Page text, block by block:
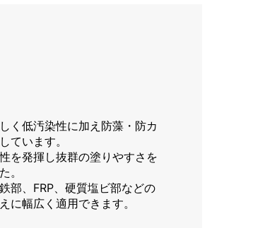
く低汚染性に加え防藻・防カ
ています。
を発揮し抜群の塗りやすさを
。
部、FRP、硬質塩ビ部などの
に幅広く適用できます。